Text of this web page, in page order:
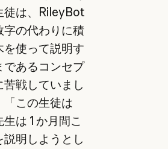
徒は、RileyBot
字の代わりに積
を使って説明す
であるコンセプ
苦戦していまし
「この生徒は
生は 1 か月間こ
説明しようとし